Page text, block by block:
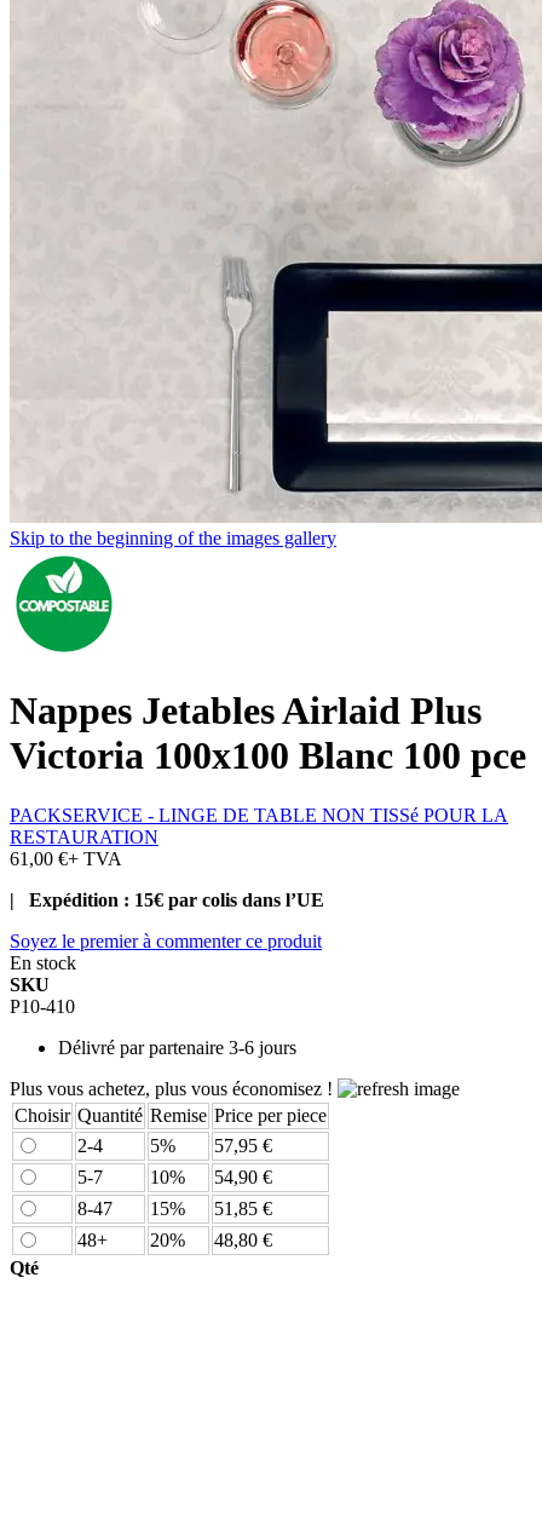
Skip to the beginning of the images gallery
Nappes Jetables Airlaid Plus
Victoria 100x100 Blanc 100 pce
PACKSERVICE - LINGE DE TABLE NON TISSé POUR LA
RESTAURATION
61,00 €+ TVA
| Expédition : 15€ par colis dans l’UE
Soyez le premier à commenter ce produit
En stock
SKU
P10-410
Délivré par partenaire 3-6 jours
Plus vous achetez, plus vous économisez !
Choisir Quantité Remise Price per piece
2-4
5%
57,95 €
5-7
10%
54,90 €
8-47
15%
51,85 €
48+
20%
48,80 €
Qté